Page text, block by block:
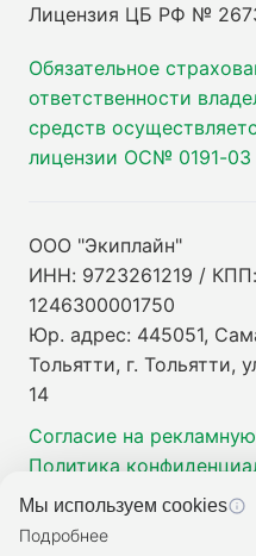
Лицензия ЦБ РФ №
Обязательное
ответственности
средств
лицензии ОС№ 0191-03
ООО "Экиплайн"
ИНН: 9723261219 /
1246300001750
Юр. адрес: 445051,
Тольятти, г. Тольятти,
14
Согласие на
Политика
Мы используем cookies
Подробнее